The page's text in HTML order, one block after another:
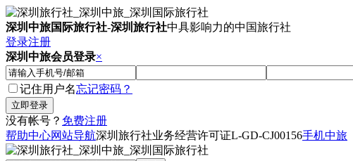
深圳中旅国际旅行社-深圳旅行社中具影响力的中国旅行社
登录注册
深圳中旅会员登录×
记住用户名忘记密码？
没有帐号？ 免费注册
帮助中心网站导航深圳旅行社业务经营许可证L-GD-CJ00156手机中旅